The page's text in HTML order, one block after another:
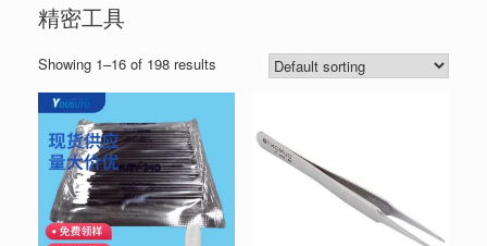
精密工具
Showing 1–16 of 198 results